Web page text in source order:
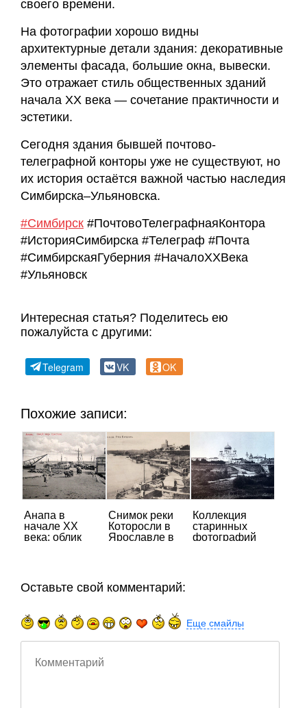
своего времени.
На фотографии хорошо видны
архитектурные детали здания: декоративные
элементы фасада, большие окна, вывески.
Это отражает стиль общественных зданий
начала ХХ века — сочетание практичности и
эстетики.
Сегодня здания бывшей почтово-
телеграфной конторы уже не существуют, но
их история остаётся важной частью наследия
Симбирска–Ульяновска.
#Симбирск #ПочтовоТелеграфнаяКонтора
#ИсторияСимбирска #Телеграф #Почта
#СимбирскаяГуберния #НачалоХХВека
#Ульяновск
Интересная статья? Поделитесь ею
пожалуйста с другими:
Telegram VK OK
Похожие записи:
Анапа в
начале ХХ
века: облик
Снимок реки
Которосли в
Ярославле в
Коллекция
старинных
фотографий
Оставьте свой комментарий:
Еще смайлы